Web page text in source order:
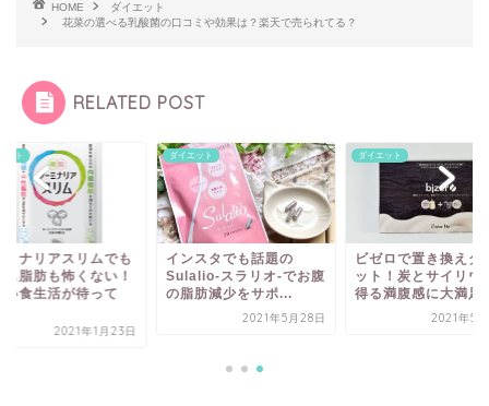
HOME
ダイエット
花菜の選べる乳酸菌の口コミや効果は？楽天で売られてる？
RELATED POST
ット
ミナリアスリムでも
も脂肪も怖くない！
い食生活が待って
2021年1月23日
ダイエット
インスタでも話題の
Sulalio-スラリオ-でお腹
の脂肪減少をサポ...
2021年5月28日
ダイエット
ビゼロで置き換えダ
ット！炭とサイリウ
得る満腹感に大満足♪
2021年5